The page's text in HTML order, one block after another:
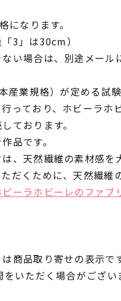
になります。
3」は30cm）
い場合は、別途メール
産業規格）が定める試
っており、ホビーラホ
ております。
品です。
、天然繊維の素材感を
だくために、天然繊維
ビーラホビーレのファブ
商品取り寄せの表示です
いただく場合がござい